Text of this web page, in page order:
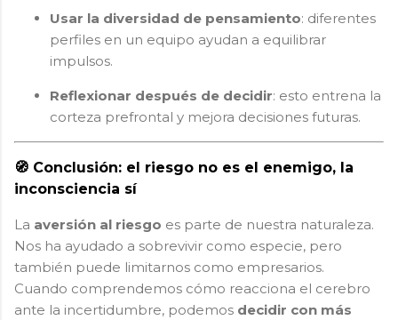
Usar la diversidad de pensamiento: diferentes
perfiles en un equipo ayudan a equilibrar
impulsos.
Reflexionar después de decidir: esto entrena la
corteza prefrontal y mejora decisiones futuras.
🧭 Conclusión: el riesgo no es el enemigo, la
inconsciencia sí
La aversión al riesgo es parte de nuestra naturaleza.
Nos ha ayudado a sobrevivir como especie, pero
también puede limitarnos como empresarios.
Cuando comprendemos cómo reacciona el cerebro
ante la incertidumbre, podemos decidir con más